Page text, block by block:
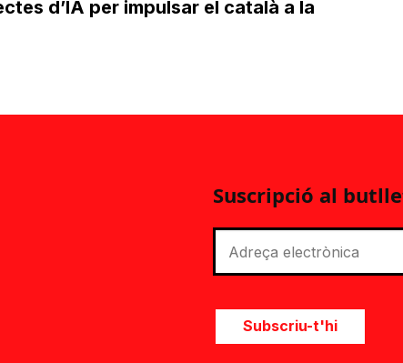
d’IA per impulsar el català a la
Suscripció al
Subscriu-t'hi